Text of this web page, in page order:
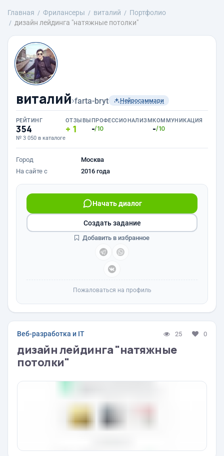
Главная Фрилансеры виталий
Портфолио
дизайн лейдинга "натяжные потолки"
виталий›farta-bryt Нейросаммари
РЕЙТИНГ
354
№ 3 050 в каталоге
ОТЗЫВЫ
1
ПРОФЕССИОНАЛИЗМ
-/10
КОММУНИКАЦИЯ
-/10
Город
Москва
На сайте с
2016 года
Начать диалог
Создать задание
Добавить в избранное
Пожаловаться на профиль
Веб-разработка и IT 25 0
дизайн лейдинга "натяжные
потолки"